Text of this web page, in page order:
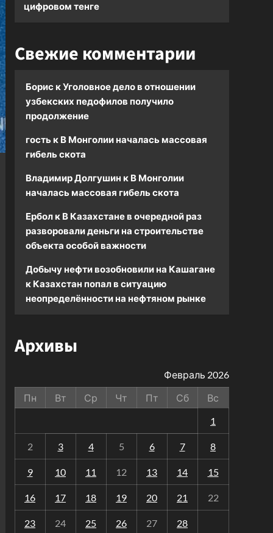
цифровом тенге
Свежие комментарии
БорискУголовное дело в отношении
узбекских педофилов получило
продолжение
гостьк В Монголии началась массовая
гибель скота
Владимир Долгушин к В Монголии
началась массовая гибель скота
Ерболк В Казахстане в очередной раз
разворовали деньги на строительстве
объекта особой важности
Добычу нефти возобновили на Кашагане
к Казахстан попал в ситуацию
неопределённости на нефтяном рынке
Архивы
Февраль 2026
Пн
Вт Ср Чт Пт Сб
Вс
1
2 3 4 5 6 7 8
9 10 11 12 13 14 15
16 17 18 19 20 21 22
23 24 25 26 27 28